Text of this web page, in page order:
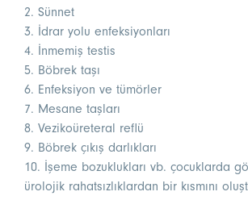
2. Sünnet
3. İdrar yolu enfeksiyonları
4. İnmemiş testis
5. Böbrek taşı
6. Enfeksiyon ve tümörler
7. Mesane taşları
8. Vezikoüreteral reflü
9. Böbrek çıkış darlıkları
10. İşeme bozuklukları vb. çocuklarda
ürolojik rahatsızlıklardan bir kısmını